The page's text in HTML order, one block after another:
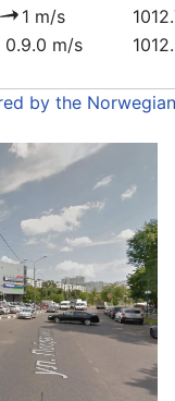
1 m/s
0.9.0 m/s
by the